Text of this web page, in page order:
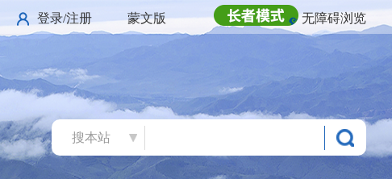
登录/注册 蒙文版 无障碍浏览
搜本站